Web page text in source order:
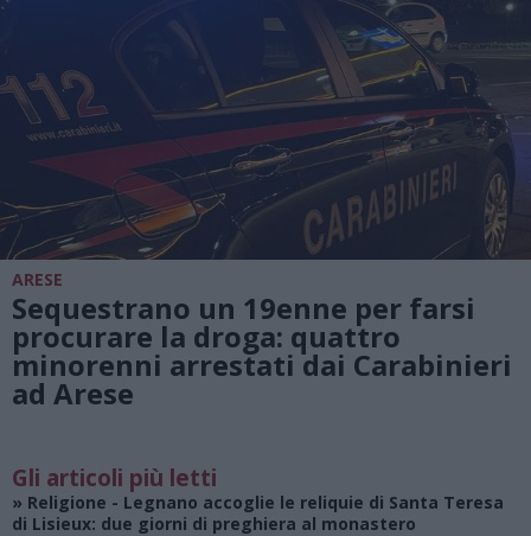
ARESE
Sequestrano un 19enne per farsi
procurare la droga: quattro
minorenni arrestati dai Carabinieri
ad Arese
Gli articoli più letti
» Religione - Legnano accoglie le reliquie di Santa Teresa
di Lisieux: due giorni di preghiera al monastero